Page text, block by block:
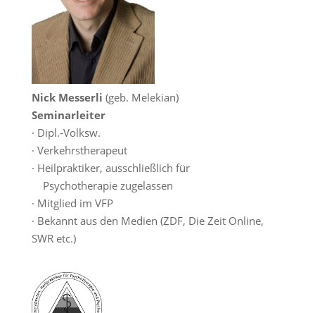
Nick Messerli (geb. Melekian)
Seminarleiter
· Dipl.-Volksw.
· Verkehrstherapeut
· Heilpraktiker, ausschließlich für
Psychotherapie zugelassen
· Mitglied im VFP
· Bekannt aus den Medien (ZDF, Die Zeit Online,
SWR etc.)